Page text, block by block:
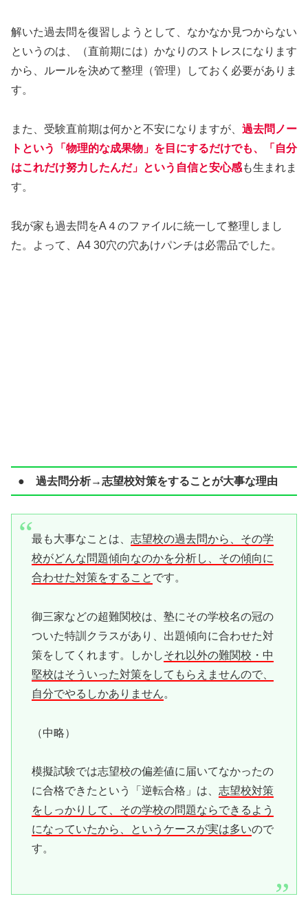
解いた過去問を復習しようとして、なかなか見つからない
というのは、（直前期には）かなりのストレスになります
から、ルールを決めて整理（管理）しておく必要がありま
す。
また、受験直前期は何かと不安になりますが、 過去問ノー
トという「物理的な成果物」を目にするだけでも、「自分
はこれだけ努力したんだ」という自信と安心感も生まれま
す。
我が家も過去問をA４のファイルに統一して整理しまし
た。よって、A4 30穴の穴あけパンチは必需品でした。
● 過去問分析→志望校対策をすることが大事な理由
最も大事なことは、 志望校の過去問から、その学
校がどんな問題傾向なのかを分析し、その傾向に
合わせた対策をすること です。
御三家などの超難関校は、塾にその学校名の冠の
ついた特訓クラスがあり、出題傾向に合わせた対
策をしてくれます。しかしそれ以外の難関校・中
堅校はそういった対策をしてもらえませんので、
自分でやるしかありません。
（中略）
模擬試験では志望校の偏差値に届いてなかったの
に合格できたという「逆転合格」は、 志望校対策
をしっかりして、その学校の問題ならできるよう
になっていたから、というケースが実は多いので
す。